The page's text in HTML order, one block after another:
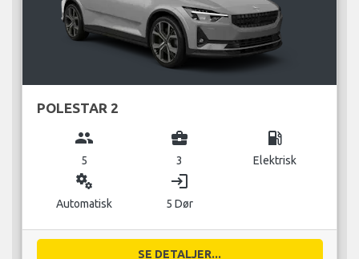
POLESTAR 2
group
5
business_center
3
local_gas_station
Elektrisk
miscellaneous_services
Automatisk
login
5 Dør
SE DETALJER...